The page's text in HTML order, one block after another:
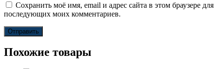
Сохранить моё имя, email и адрес сайта в этом браузере для
последующих моих комментариев.
Похожие товары